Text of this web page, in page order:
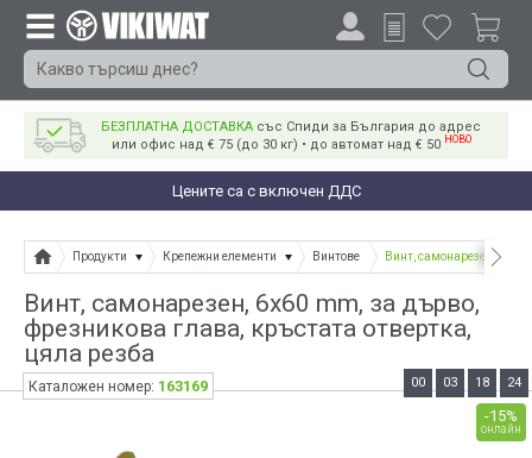
БЕЗПЛАТНА ДОСТАВКА със Спиди за България до адрес
или офис над € 75 (до 30 кг) • до автомат над € 50 НОВО
Цените са с включен ДДС
Продукти Крепежни елементи Винтове Винт, самонарезен, 6x60
Винт, самонарезен, 6x60 mm, за дърво,
фрезникова глава, кръстата отвертка,
цяла резба
-15%
онлайн
00 03 18 23
Каталожен номер: 163169